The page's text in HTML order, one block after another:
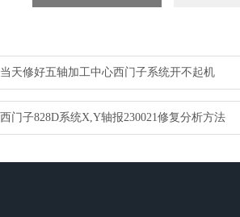
当天修好五轴加工中心西门子系统开不起机
西门子828D系统X,Y轴报230021修复分析方法